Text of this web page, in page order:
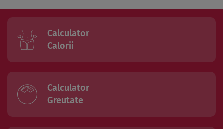
Calculator
Calorii
Calculator
Greutate